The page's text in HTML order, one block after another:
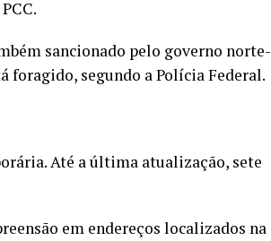
sancionado pelo governo norte-
foragido, segundo a Polícia Federal.
Até a última atualização, sete
em endereços localizados na